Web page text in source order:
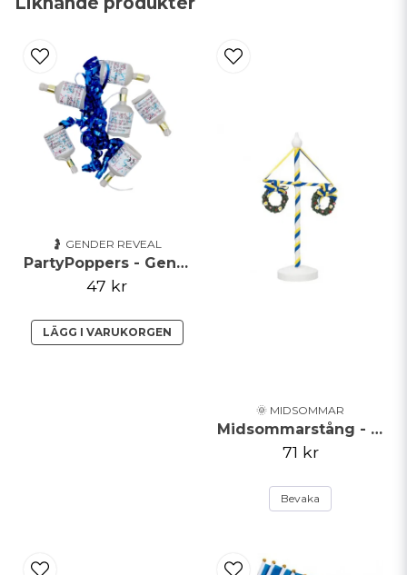
🤰 GENDER REVEAL
PartyPoppers - Gender reveal - Pojke
47 kr
LÄGG I VARUKORGEN
🌞 MIDSOMMAR
Midsommarstång - Vit
71 kr
Bevaka
Ja, ni får publicera min fråga